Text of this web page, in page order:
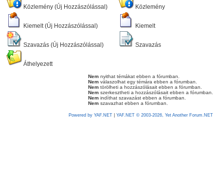
Közlemény (Új Hozzászólással) Közlemény
Kiemelt (Új Hozzászólással) Kiemelt
Szavazás (Új Hozzászólással) Szavazás
Áthelyezett
Nem nyithat témákat ebben a fórumban.
Nem válaszolhat egy témára ebben a fórumban.
Nem törölheti a hozzászólásait ebben a fórumban.
Nem szerkesztheti a hozzászólásait ebben a fórumban.
Nem indíthat szavazást ebben a fórumban.
Nem szavazhat ebben a fórumban.
Powered by YAF.NET YAF.NET © 2003-2026, Yet Another Forum.NET